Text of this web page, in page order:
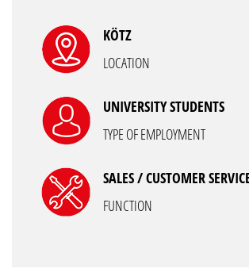
KÖTZ
LOCATION
UNIVERSITY STUDENTS
TYPE OF EMPLOYMENT
SALES / CUSTOMER
FUNCTION